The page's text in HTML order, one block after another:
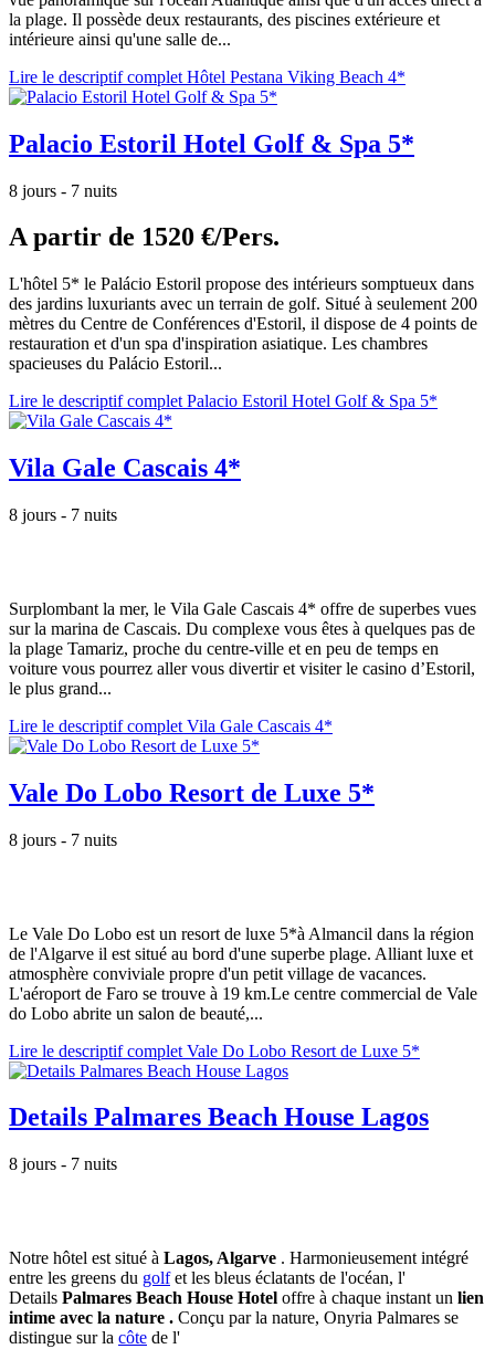
la plage. Il possède deux restaurants, des piscines extérieure et
intérieure ainsi qu'une salle de...
Lire le descriptif complet Hôtel Pestana Viking Beach 4*
Palacio Estoril Hotel Golf & Spa 5*
8 jours - 7 nuits
A partir de 1520 €/Pers.
L'hôtel 5* le Palácio Estoril propose des intérieurs somptueux dans
des jardins luxuriants avec un terrain de golf. Situé à seulement 200
mètres du Centre de Conférences d'Estoril, il dispose de 4 points de
restauration et d'un spa d'inspiration asiatique. Les chambres
spacieuses du Palácio Estoril...
Lire le descriptif complet Palacio Estoril Hotel Golf & Spa 5*
Vila Gale Cascais 4*
8 jours - 7 nuits
Surplombant la mer, le Vila Gale Cascais 4* offre de superbes vues
sur la marina de Cascais. Du complexe vous êtes à quelques pas de
la plage Tamariz, proche du centre-ville et en peu de temps en
voiture vous pourrez aller vous divertir et visiter le casino d’Estoril,
le plus grand...
Lire le descriptif complet Vila Gale Cascais 4*
Vale Do Lobo Resort de Luxe 5*
8 jours - 7 nuits
Le Vale Do Lobo est un resort de luxe 5*à Almancil dans la région
de l'Algarve il est situé au bord d'une superbe plage. Alliant luxe et
atmosphère conviviale propre d'un petit village de vacances.
L'aéroport de Faro se trouve à 19 km.Le centre commercial de Vale
do Lobo abrite un salon de beauté,...
Lire le descriptif complet Vale Do Lobo Resort de Luxe 5*
Details Palmares Beach House Lagos
8 jours - 7 nuits
Notre hôtel est situé à Lagos, Algarve . Harmonieusement intégré
entre les greens du golfet les bleus éclatants de l'océan, l'
Details Palmares Beach House Hotel offre à chaque instant un lien
intime avec la nature . Conçu par la nature, Onyria Palmares se
distingue sur la côte de l'